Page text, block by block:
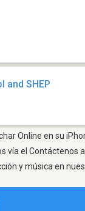
and SHEP
Online en su
vía el
y música en